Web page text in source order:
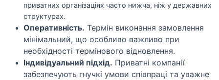
приватних організаціях часто нижча, ніж у державних
структурах.
Оперативність. Термін виконання замовлення
мінімальний, що особливо важливо при
необхідності термінового відновлення.
Індивідуальний підхід. Приватні компанії
забезпечують гнучкі умови співпраці та уважне